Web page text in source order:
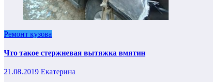
Ремонт кузова
Что такое стержневая вытяжка вмятин
21.08.2019 Екатерина